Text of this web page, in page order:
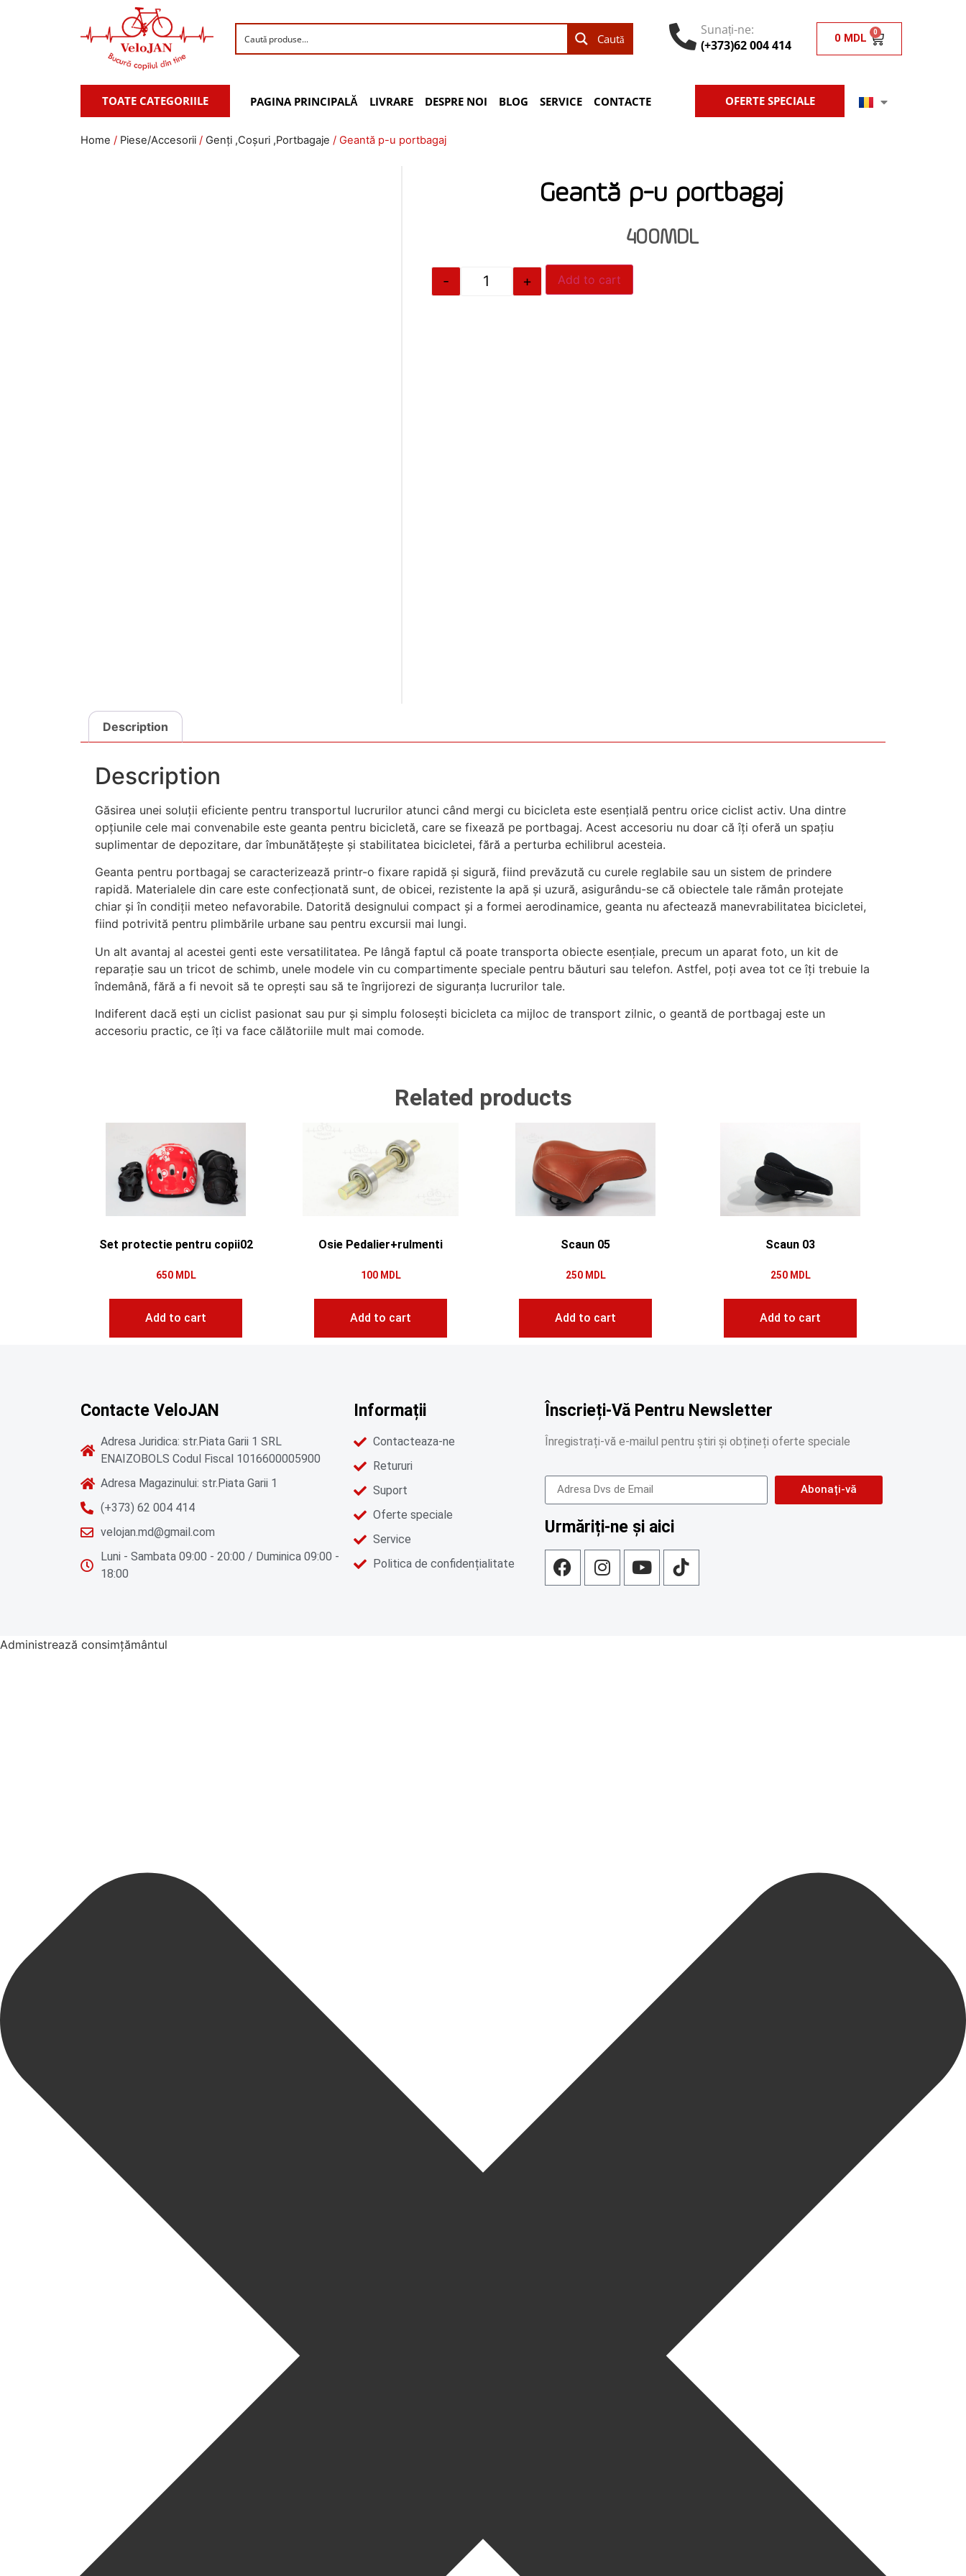
Caută
Sunați-ne:
(+373)62 004 414
0 MDL 0
TOATE CATEGORIILE PAGINA PRINCIPALĂ LIVRARE DESPRE NOI BLOG SERVICE CONTACTE OFERTE SPECIALE
Home / Piese/Accesorii / Genți ,Coșuri ,Portbagaje / Geantă p-u portbagaj
Geantă p-u portbagaj
400MDL
- + Add to cart
Description
Description
Găsirea unei soluții eficiente pentru transportul lucrurilor atunci când mergi cu bicicleta este esențială pentru orice ciclist activ. Una dintre
opțiunile cele mai convenabile este geanta pentru bicicletă, care se fixează pe portbagaj. Acest accesoriu nu doar că îți oferă un spațiu
suplimentar de depozitare, dar îmbunătățește și stabilitatea bicicletei, fără a perturba echilibrul acesteia.
Geanta pentru portbagaj se caracterizează printr-o fixare rapidă și sigură, fiind prevăzută cu curele reglabile sau un sistem de prindere
rapidă. Materialele din care este confecționată sunt, de obicei, rezistente la apă și uzură, asigurându-se că obiectele tale rămân protejate
chiar și în condiții meteo nefavorabile. Datorită designului compact și a formei aerodinamice, geanta nu afectează manevrabilitatea bicicletei,
fiind potrivită pentru plimbările urbane sau pentru excursii mai lungi.
Un alt avantaj al acestei genti este versatilitatea. Pe lângă faptul că poate transporta obiecte esențiale, precum un aparat foto, un kit de
reparație sau un tricot de schimb, unele modele vin cu compartimente speciale pentru băuturi sau telefon. Astfel, poți avea tot ce îți trebuie la
îndemână, fără a fi nevoit să te oprești sau să te îngrijorezi de siguranța lucrurilor tale.
Indiferent dacă ești un ciclist pasionat sau pur și simplu folosești bicicleta ca mijloc de transport zilnic, o geantă de portbagaj este un
accesoriu practic, ce îți va face călătoriile mult mai comode.
Related products
Set protectie pentru copii02
650 MDL
Add to cart
Osie Pedalier+rulmenti
100 MDL
Add to cart
Scaun 05
250 MDL
Add to cart
Scaun 03
250 MDL
Add to cart
Contacte VeloJAN
Adresa Juridica: str.Piata Garii 1 SRL
ENAIZOBOLS Codul Fiscal 1016600005900
Adresa Magazinului: str.Piata Garii 1
(+373) 62 004 414
velojan.md@gmail.com
Luni - Sambata 09:00 - 20:00 / Duminica 09:00 -
18:00
Informații
Contacteaza-ne
Retururi
Suport
Oferte speciale
Service
Politica de confidențialitate
Înscrieți-Vă Pentru Newsletter
Înregistrați-vă e-mailul pentru știri și obțineți oferte speciale
Abonați-vă
Urmăriți-ne și aici
Administrează consimțământul